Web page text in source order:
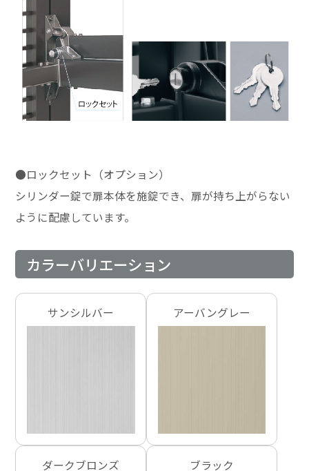
●ロックセット（オプション）
シリンダー錠で扉本体を施錠でき、扉が持ち上がらない
ように配慮しています。
カラーバリエーション
サンシルバー アーバングレー
ダークブロンズ ブラック